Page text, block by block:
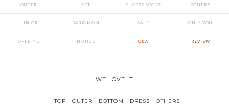
OUTER SET SHOES&SOCKS OTHERS
JUNIOR BABY&MOM SALE ONLY YOU
OFFLINE NOTICE Q&A REVIEW
WE LOVE IT
TOP OUTER BOTTOM DRESS OTHERS